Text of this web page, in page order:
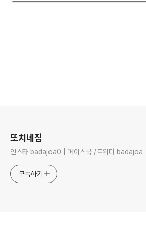
또치네집
인스타 badajoa0 | 페이스북 /트위터 badajoa
구독하기